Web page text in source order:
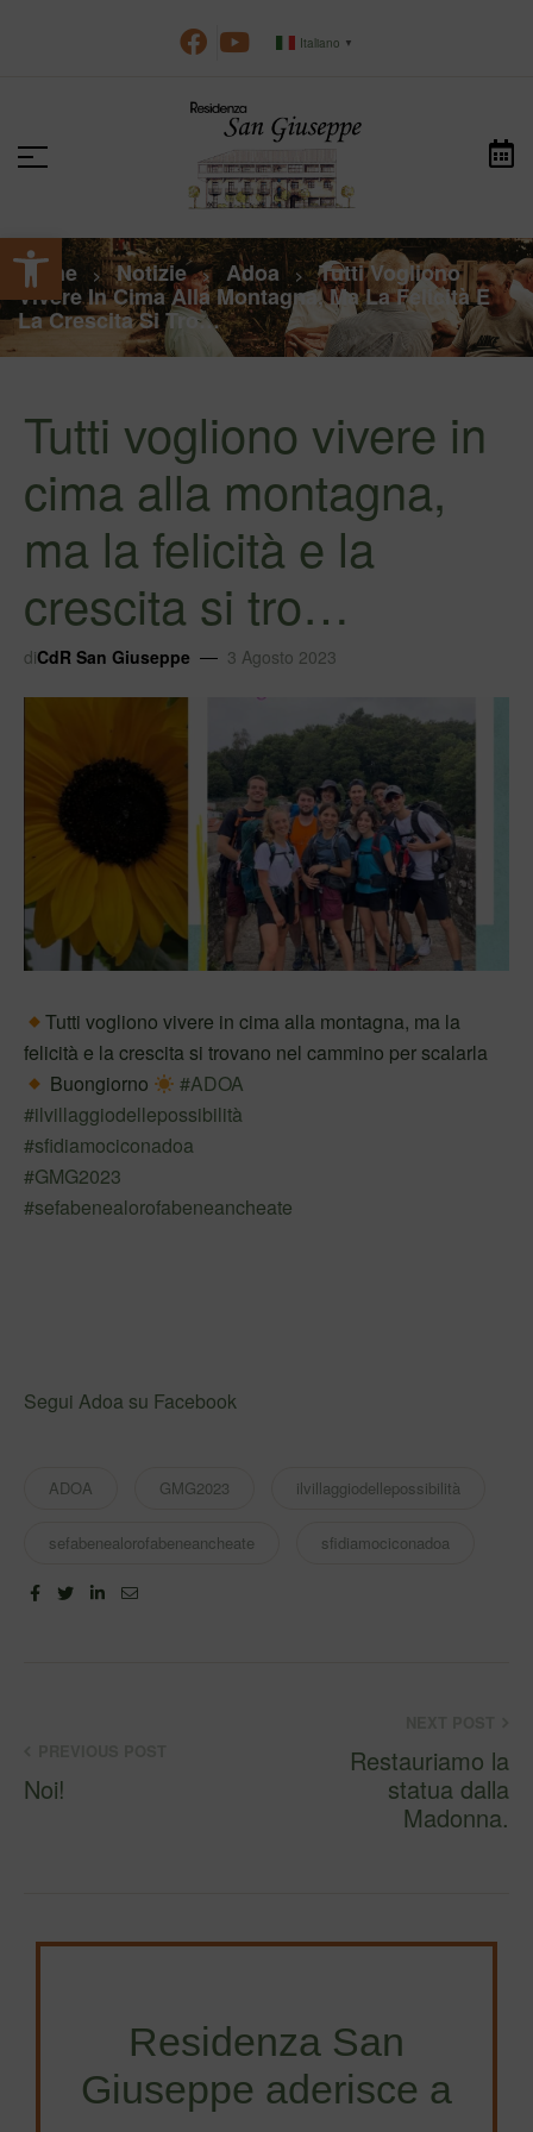
Apri la barra degli strumenti
Italiano ▼
Home > Notizie > Adoa > Tutti Vogliono
Vivere In Cima Alla Montagna, Ma La Felicità E
La Crescita Si Tro…
Tutti vogliono vivere in
cima alla montagna,
ma la felicità e la
crescita si tro…
diCdR San Giuseppe 3 Agosto 2023
Tutti vogliono vivere in cima alla montagna, ma la
felicità e la crescita si trovano nel cammino per scalarla
Buongiorno
#ADOA
#ilvillaggiodellepossibilità
#sfidiamociconadoa
#GMG2023
#sefabenealorofabeneancheate
Segui Adoa su Facebook
ADOA GMG2023 ilvillaggiodellepossibilità
sefabenealorofabeneancheate sfidiamociconadoa
FacebookTwitterLinkedin
Email
Noi!
Restauriamo la
statua dalla
Madonna.
Residenza San
Giuseppe aderisce a